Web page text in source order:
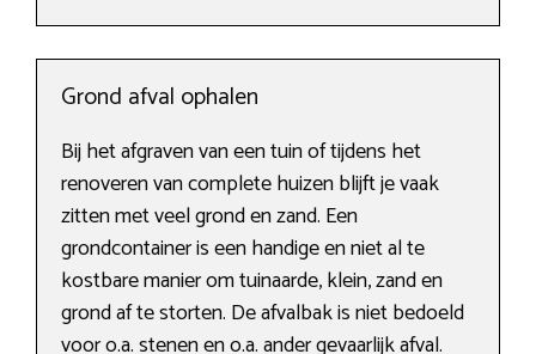
Grond afval ophalen
Bij het afgraven van een tuin of tijdens het
renoveren van complete huizen blijft je vaak
zitten met veel grond en zand. Een
grondcontainer is een handige en niet al te
kostbare manier om tuinaarde, klein, zand en
grond af te storten. De afvalbak is niet bedoeld
voor o.a. stenen en o.a. ander gevaarlijk afval.